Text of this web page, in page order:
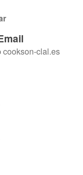
cookson-clal.es